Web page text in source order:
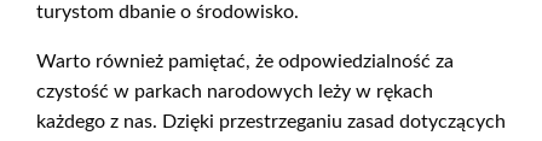
turystom dbanie o środowisko.
Warto również pamiętać, że odpowiedzialność za
czystość w parkach narodowych leży w rękach
każdego z nas. Dzięki przestrzeganiu zasad dotyczących